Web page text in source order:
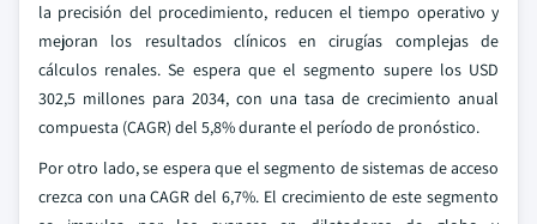
la precisión del procedimiento, reducen el tiempo operativo y
mejoran los resultados clínicos en cirugías complejas de
cálculos renales. Se espera que el segmento supere los USD
302,5 millones para 2034, con una tasa de crecimiento anual
compuesta (CAGR) del 5,8% durante el período de pronóstico.
Por otro lado, se espera que el segmento de sistemas de acceso
crezca con una CAGR del 6,7%. El crecimiento de este segmento